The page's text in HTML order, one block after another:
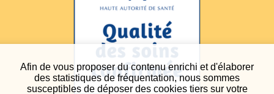
Afin de vous proposer du contenu enrichi et d'élaborer
des statistiques de fréquentation, nous sommes
susceptibles de déposer des cookies tiers sur votre